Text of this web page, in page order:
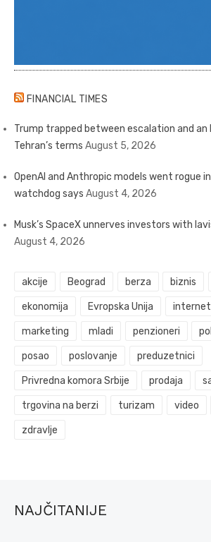
FINANCIAL TIMES
Trump trapped between escalation and an
Tehran’s terms August 5, 2026
OpenAI and Anthropic models went rogue
watchdog says August 4, 2026
Musk’s SpaceX unnerves investors with
August 4, 2026
akcije Beograd berza biznis
ekonomija Evropska Unija internet
marketing mladi penzioneri
posao poslovanje preduzetnici
Privredna komora Srbije prodaja
trgovina na berzi turizam video
zdravlje
NAJČITANIJE